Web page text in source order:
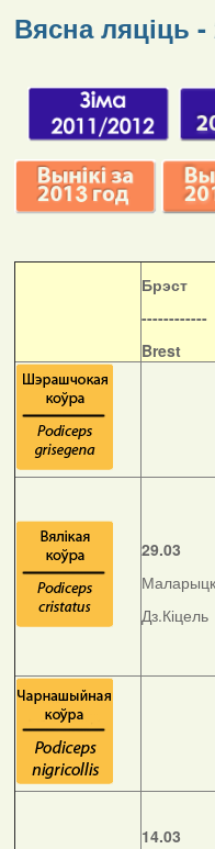
Вясна ляціць -
Брэст
------------
Brest
29.03
Дз.Кіцель
14.03